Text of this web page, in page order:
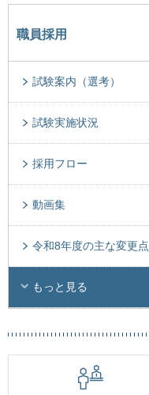
職員採用
試験案内（選考）
試験実施状況
採用フロー
動画集
令和8年度の主な変更点
もっと見る